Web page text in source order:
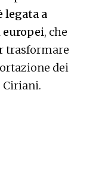
legata a
, che
trasformare
dei
Ciriani.